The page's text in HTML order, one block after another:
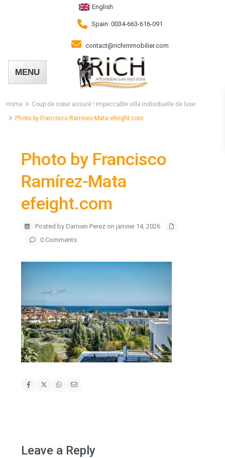
English
Spain: 0034-663-616-091
contact@richimmobilier.com
Home
Coup de cœur assuré ! Impeccable villa individuelle de luxe
Photo by Francisco Ramírez-Mata efeight.com
Photo by Francisco
Ramírez-Mata
efeight.com
Posted by Damien Perez on janvier 14, 2026
0 Comments
Leave a Reply